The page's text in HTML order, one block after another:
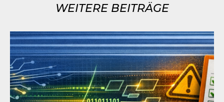
WEITERE BEITRÄGE